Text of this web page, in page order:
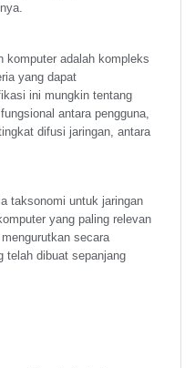
komputer adalah kompleks
yang dapat
ini mungkin tentang
antara pengguna,
difusi jaringan, antara
taksonomi untuk jaringan
yang paling relevan
secara
telah dibuat sepanjang